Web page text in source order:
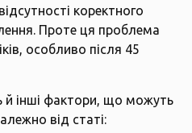
коректного
Проте ця проблема
особливо після 45
й інші фактори, що можуть
від статі: